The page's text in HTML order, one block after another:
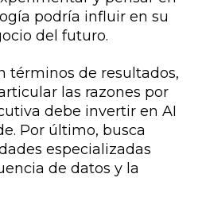
podría influir en su
del futuro.
términos de resultados,
las razones por
debe invertir en AI
Por último, busca
especializadas
de datos y la